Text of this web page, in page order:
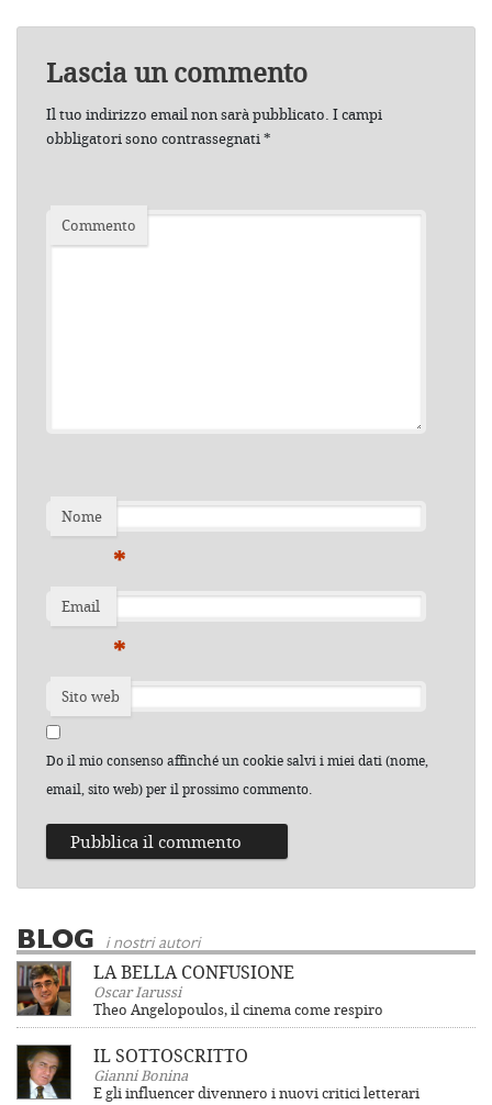
Lascia un commento
Il tuo indirizzo email non sarà pubblicato. I campi
obbligatori sono contrassegnati*
Commento
Nome
*
Email
*
Sito web
Do il mio consenso affinché un cookie salvi i miei dati (nome,
email, sito web) per il prossimo commento.
BLOG i nostri autori
LA BELLA CONFUSIONE
Oscar Iarussi
Theo Angelopoulos, il cinema come respiro
IL SOTTOSCRITTO
Gianni Bonina
E gli influencer divennero i nuovi critici letterari